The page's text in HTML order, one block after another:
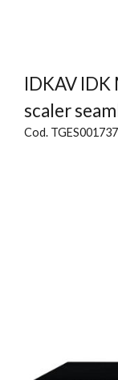
IDKAV IDK
scaler
Cod. TGES001737